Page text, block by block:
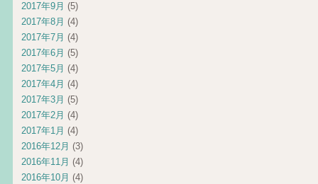
2017年9月 (5)
2017年8月 (4)
2017年7月 (4)
2017年6月 (5)
2017年5月 (4)
2017年4月 (4)
2017年3月 (5)
2017年2月 (4)
2017年1月 (4)
2016年12月 (3)
2016年11月 (4)
2016年10月 (4)